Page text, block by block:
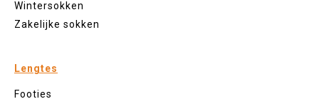
Wintersokken
Zakelijke sokken
Lengtes
Footies